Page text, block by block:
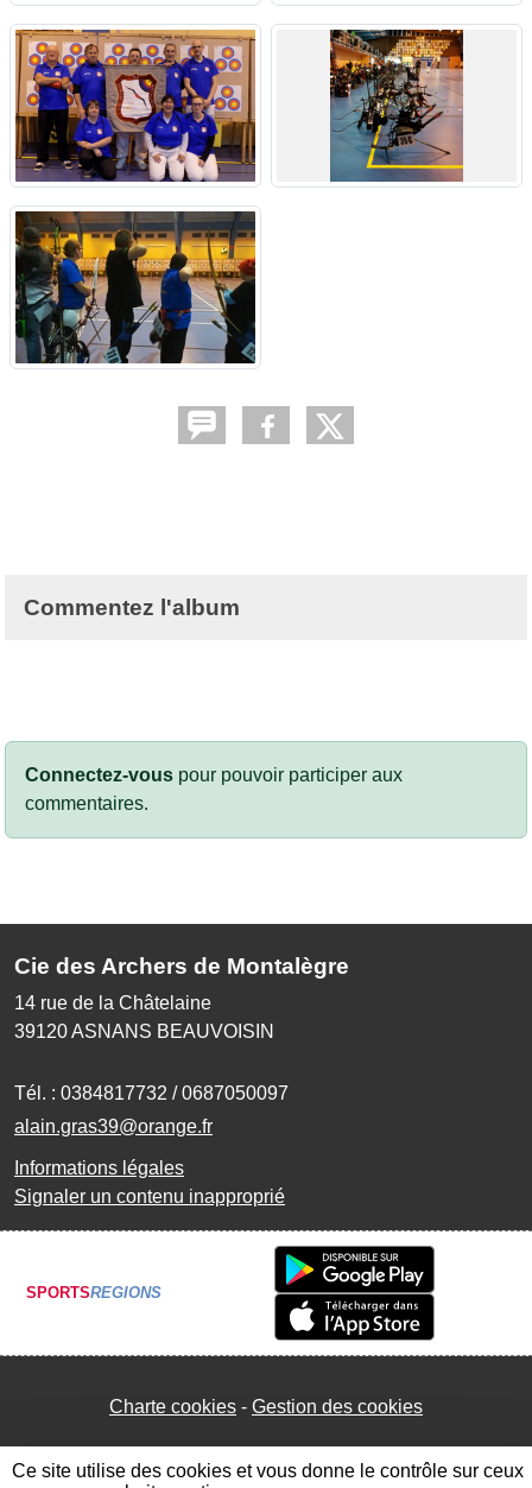
Commentez l'album
Connectez-vous pour pouvoir participer aux
commentaires.
Cie des Archers de Montalègre
14 rue de la Châtelaine
39120ASNANS BEAUVOISIN
Tél. : 0384817732 / 0687050097
alain.gras39@orange.fr
Informations légales
Signaler un contenu inapproprié
SPORTSREGIONS
Charte cookies Gestion des cookies
Ce site utilise des cookies et vous donne le contrôle sur ceux